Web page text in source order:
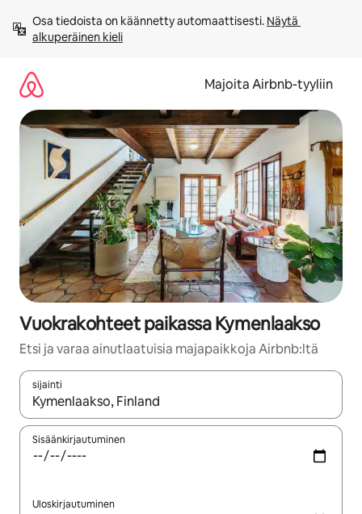
sisältö
väliin
Osa tiedoista on käännetty automaattisesti. Näytä
alkuperäinen kieli
Majoita Airbnb-tyyliin
Vuokrakohteet paikassa Kymenlaakso
Etsi ja varaa ainutlaatuisia majapaikkoja Airbnb:ltä
sijainti
Kun tulokset ovat saatavilla, navigoi ylös- ja alas-
Sisäänkirjautuminen
Uloskirjautuminen